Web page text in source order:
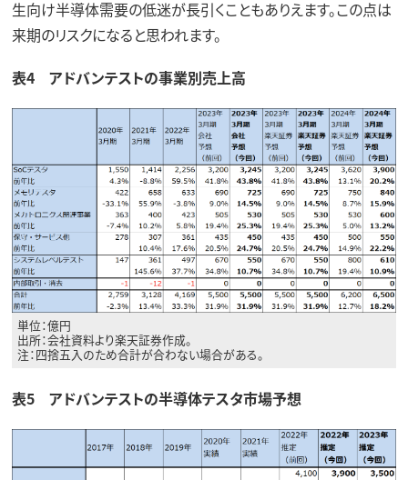
生向け半導体需要の低迷が長引くこともありえます。この点は
来期のリスクになると思われます。
表4 アドバンテストの事業別売上高
単位：億円
出所：会社資料より楽天証券作成。
注：四捨五入のため合計が合わない場合がある。
表5 アドバンテストの半導体テスタ市場予想